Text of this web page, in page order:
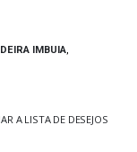
IMBUIA
A LISTA DE DESEJOS